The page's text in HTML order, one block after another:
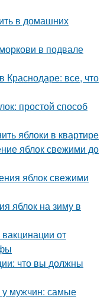
в домашних
в подвале
Краснодаре: все, что
простой способ
яблоки в квартире
яблок свежими до
яблок свежими
яблок на зиму в
от
что вы должны
мужчин: самые